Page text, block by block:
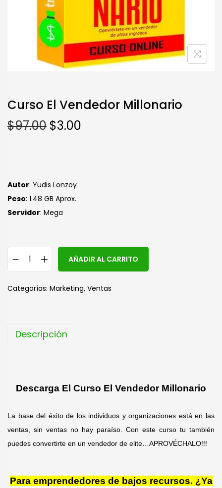
Curso El Vendedor Millonario
$97.00 $3.00
Autor: Yudis Lonzoy
Peso: 1.48 GB Aprox.
Servidor: Mega
AÑADIR AL CARRITO
e
Categorías: Marketing, Ventas
Descripción
Descarga El Curso El Vendedor Millonario
La base del éxito de los individuos y organizaciones está en las
ventas, sin ventas no hay paraíso. Con este curso tu también
puedes convertirte en un vendedor de elite…APROVÉCHALO!!!
Para emprendedores de bajos recursos. ¿Ya